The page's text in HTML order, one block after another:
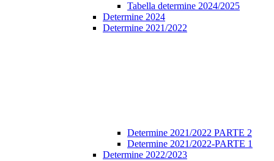
Tabella determine 2024/2025
Determine 2024
Determine 2021/2022
Determine 2021/2022 PARTE 2
Determine 2021/2022-PARTE 1
Determine 2022/2023